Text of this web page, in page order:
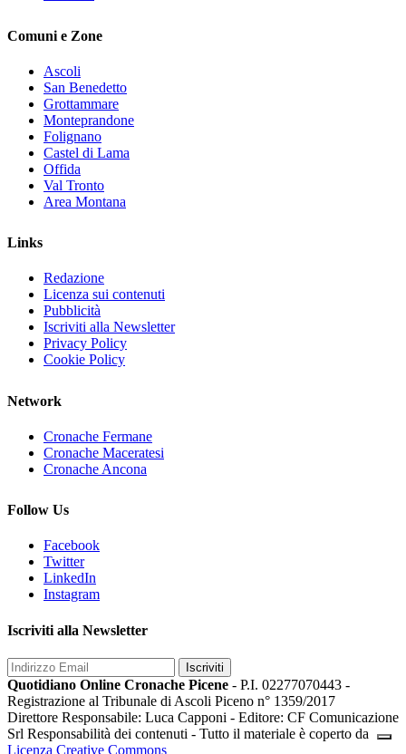
Comuni e Zone
Ascoli
San Benedetto
Grottammare
Monteprandone
Folignano
Castel di Lama
Offida
Val Tronto
Area Montana
Links
Redazione
Licenza sui contenuti
Pubblicità
Iscriviti alla Newsletter
Privacy Policy
Cookie Policy
Network
Cronache Fermane
Cronache Maceratesi
Cronache Ancona
Follow Us
Facebook
Twitter
LinkedIn
Instagram
Iscriviti alla Newsletter
Iscriviti
Quotidiano Online Cronache Picene - P.I. 02277070443 -
Registrazione al Tribunale di Ascoli Piceno n° 1359/2017
Direttore Responsabile: Luca Capponi - Editore: CF Comunicazione
Srl Responsabilità dei contenuti - Tutto il materiale è coperto da
Licenza Creative Commons